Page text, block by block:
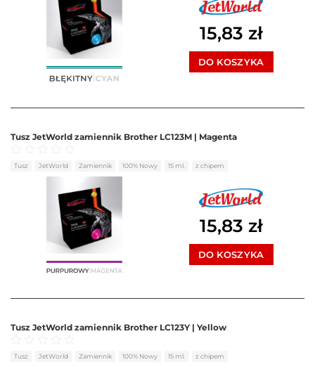
15,83 zł
DO KOSZYKA
Tusz JetWorld zamiennik Brother LC123M | Magenta
Oceniono 0na 5
Tusz JetWorld Zamiennik 100% Nowy 15 ml. z chipem
15,83 zł
DO KOSZYKA
Tusz JetWorld zamiennik Brother LC123Y | Yellow
Oceniono 0na 5
Tusz JetWorld Zamiennik 100% Nowy 15 ml. z chipem